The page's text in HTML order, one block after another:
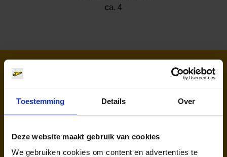
Toestemming Details Over
Deze website maakt gebruik van cookies
We gebruiken cookies om content en advertenties te
ca. 4
Luchtvaartmaatschappijen naar
Agadir